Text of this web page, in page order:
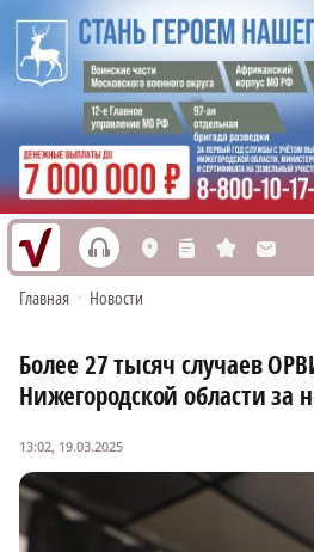
h L n s M
Главная • Новости
Более 27 тысяч случаев
Нижегородской области за
13:02, 19.03.2025